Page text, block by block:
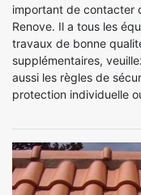
important de contacter
Renove. Il a tous les
travaux de bonne
supplémentaires,
aussi les règles de
protection individuelle